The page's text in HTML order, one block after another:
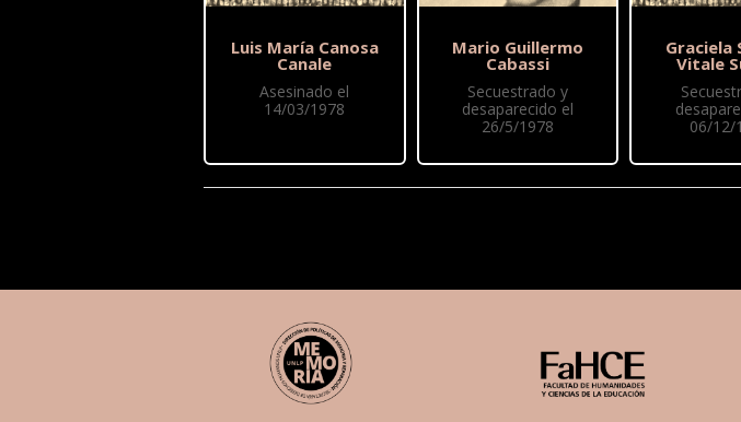
Luis María Canosa
Canale
Asesinado el
14/03/1978
Mario Guillermo
Cabassi
Secuestrado y
desaparecido el
26/5/1978
Graciela
Vitale
06/12/